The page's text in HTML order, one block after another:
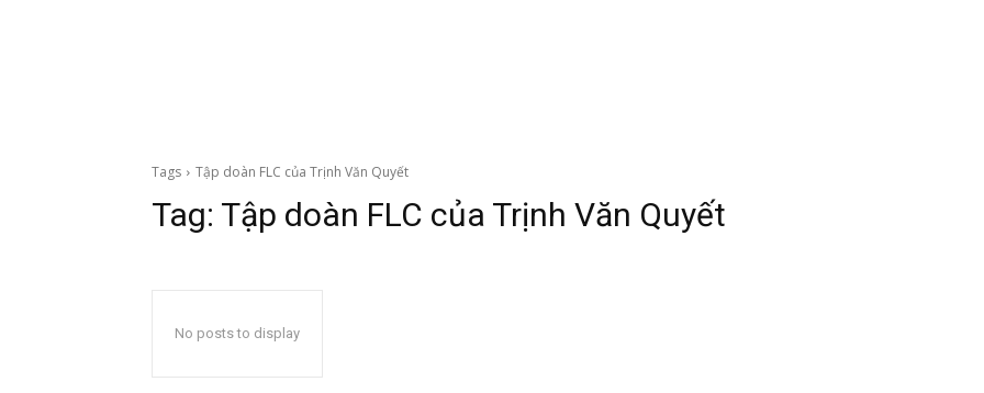
Tags Tập doàn FLC của Trịnh Văn Quyết
Tag: Tập doàn FLC của Trịnh Văn Quyết
No posts to display